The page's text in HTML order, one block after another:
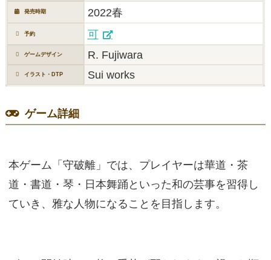
発売時期 2022春
予約 可
ゲームデザイン R. Fujiwara
イラスト・DTP Sui works
ゲーム詳細
本ゲーム「守破離」では、プレイヤーは華道・茶
道・書道・琴・日本舞踊といった和の芸事を習得し
ていき、雅な人物になることを目指します。